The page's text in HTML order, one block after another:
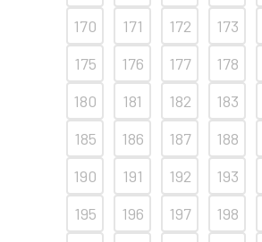
170
171 172 173
175
176 177 178
180
181 182 183
185
186 187 188
190
191 192 193
195
196 197 198